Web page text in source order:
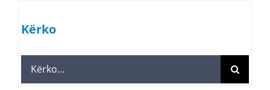
Kërko
Search
for: